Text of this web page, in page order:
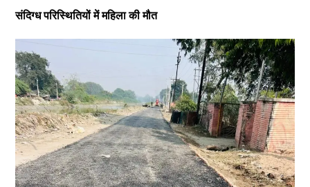
संदिग्ध परिस्थितियों में महिला की मौत